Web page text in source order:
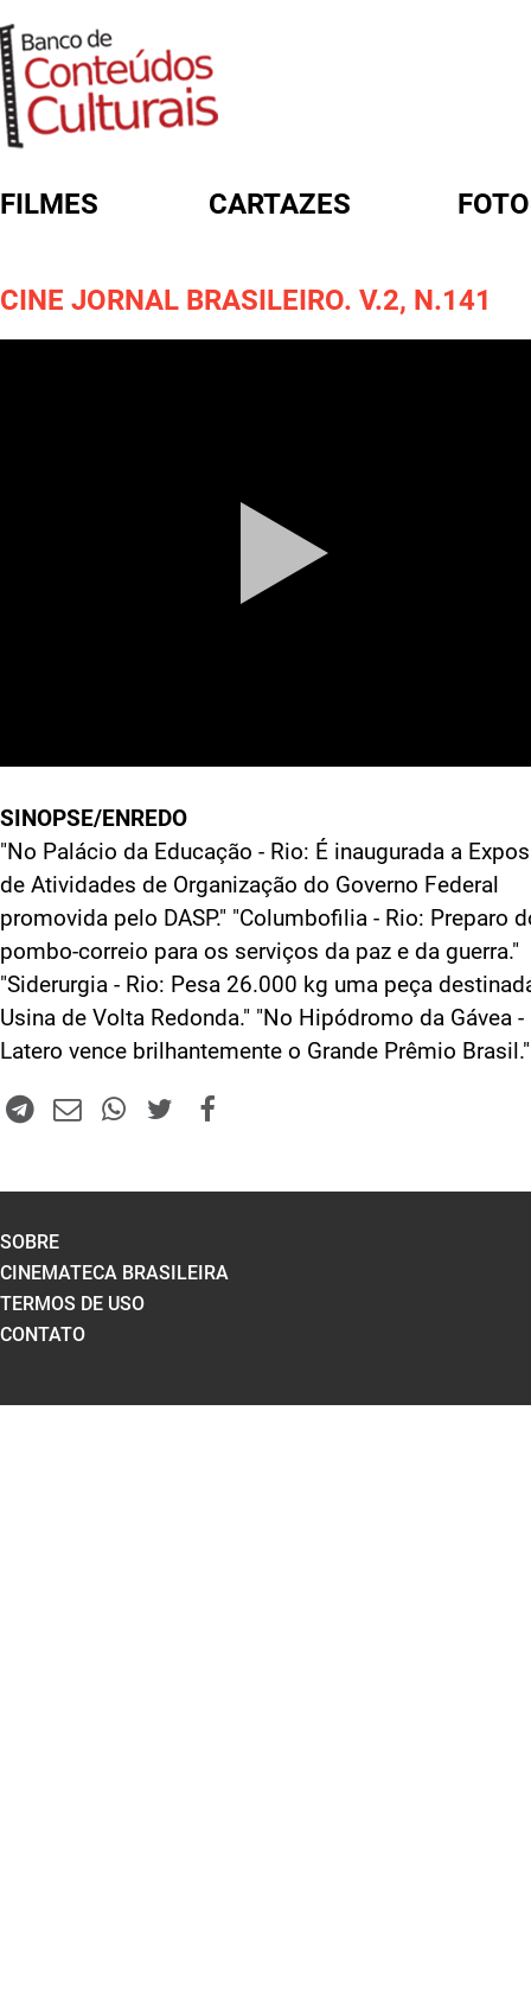
FILMES CARTAZES
CINE JORNAL BRASILEIRO. V.2, N.141
SINOPSE/ENREDO
"No Palácio da Educação - Rio: É inaugurada a
de Atividades de Organização do Governo Federal
promovida pelo DASP." "Columbofilia - Rio: Preparo
pombo-correio para os serviços da paz e da guerra."
"Siderurgia - Rio: Pesa 26.000 kg uma peça
Usina de Volta Redonda." "No Hipódromo da Gávea -
Latero vence brilhantemente o Grande Prêmio Brasil."
SOBRE
CINEMATECA BRASILEIRA
TERMOS DE USO
CONTATO